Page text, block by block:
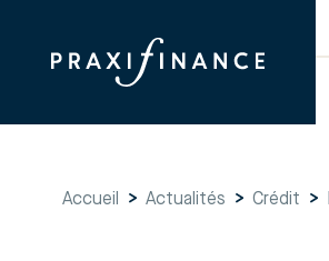
Accueil > Actualités > Crédit >